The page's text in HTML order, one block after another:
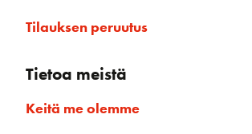
Tilauksen peruutus
Tietoa meistä
Keitä me olemme